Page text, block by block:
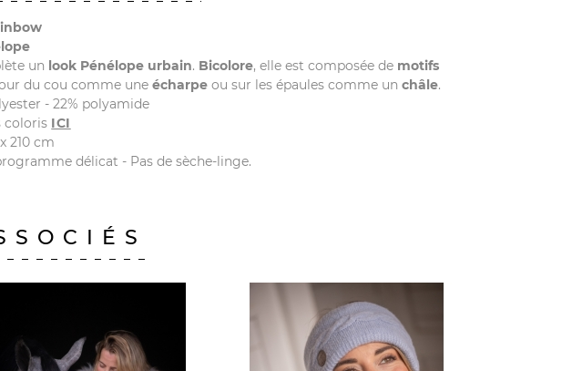
un look Pénélope urbain. Bicolore, elle est composée de motifs
du cou comme une écharpe ou sur les épaules comme un châle.
- 22% polyamide
coloris ICI
210 cm
délicat - Pas de sèche-linge.